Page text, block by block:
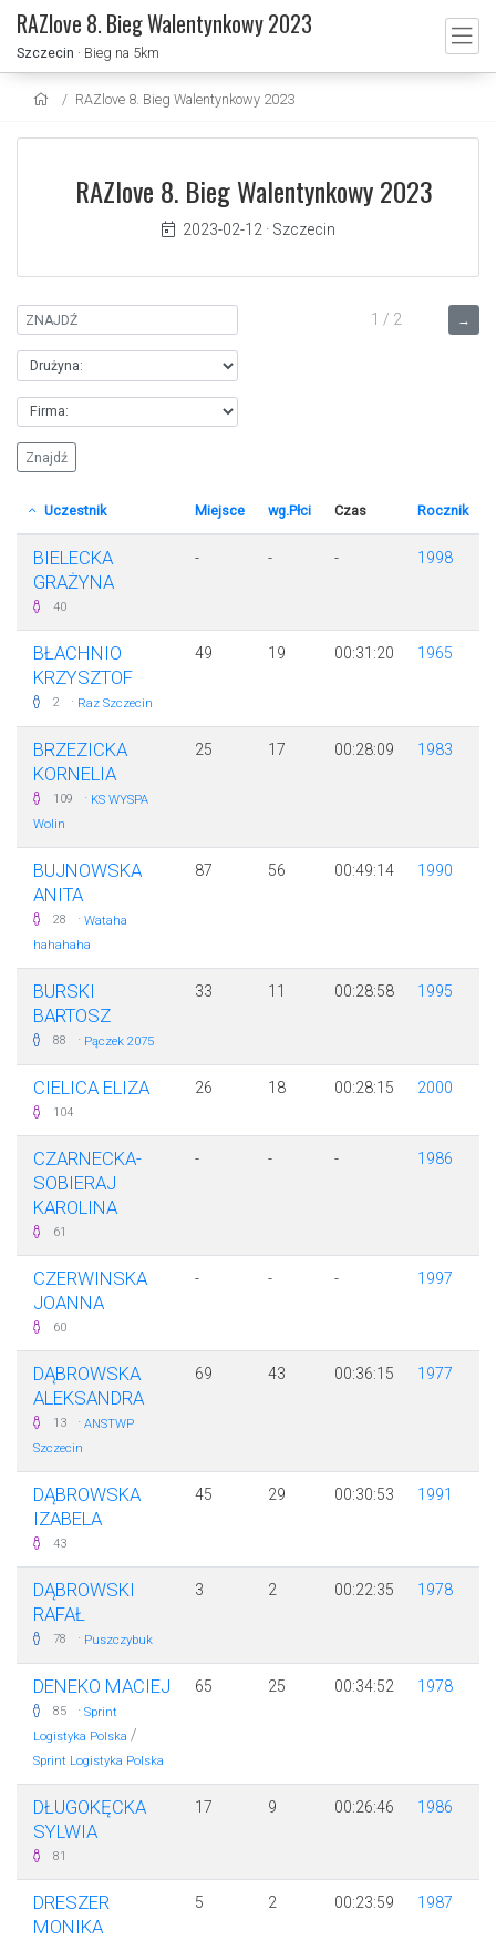
RAZlove 8. Bieg Walentynkowy 2023
Szczecin · Bieg na 5km
RAZlove 8. Bieg Walentynkowy 2023
RAZlove 8. Bieg Walentynkowy 2023
2023-02-12 · Szczecin
→
1 / 2
Uczestnik Miejsce wg.Płci Czas Rocznik
BIELECKA
GRAŻYNA
40
- - - 1998
BŁACHNIO
KRZYSZTOF
2 · Raz Szczecin
49 19 00:31:20 1965
BRZEZICKA
KORNELIA
109 · KS WYSPA
Wolin
25 17 00:28:09 1983
BUJNOWSKA
ANITA
28 · Wataha
hahahaha
87 56 00:49:14 1990
BURSKI
BARTOSZ
88 · Pączek 2075
33 11 00:28:58 1995
CIELICA ELIZA
104
26 18 00:28:15 2000
CZARNECKA-
SOBIERAJ
KAROLINA
61
- - - 1986
CZERWINSKA
JOANNA
60
- - - 1997
DĄBROWSKA
ALEKSANDRA
13 · ANSTWP
Szczecin
69 43 00:36:15 1977
DĄBROWSKA
IZABELA
43
45 29 00:30:53 1991
DĄBROWSKI
RAFAŁ
78 · Puszczybuk
3 2 00:22:35 1978
DENEKO MACIEJ
85 · Sprint
Logistyka Polska /
Sprint Logistyka Polska
65 25 00:34:52 1978
DŁUGOKĘCKA
SYLWIA
81
17 9 00:26:46 1986
DRESZER
MONIKA
5 2 00:23:59 1987